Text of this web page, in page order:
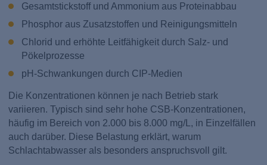
Gesamtstickstoff und Ammonium aus Proteinabbau
Phosphor aus Zusatzstoffen und Reinigungsmitteln
Chlorid und erhöhte Leitfähigkeit durch Salz- und
Pökelprozesse
pH-Schwankungen durch CIP-Medien
Die Konzentrationen können je nach Betrieb stark
variieren. Typisch sind sehr hohe CSB-Konzentrationen,
häufig im Bereich von 2.000 bis 8.000 mg/L, in Einzelfällen
auch darüber. Diese Belastung erklärt, warum
Schlachtabwasser als besonders anspruchsvoll gilt.